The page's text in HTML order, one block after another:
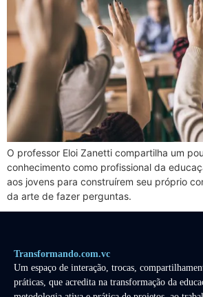
O professor Eloi Zanetti compartilha um
conhecimento como profissional da
aos jovens para construírem seu próprio
da arte de fazer perguntas.
Transformando.com.vc
Um espaço de interação, trocas,
práticas, que acredita na transformação da